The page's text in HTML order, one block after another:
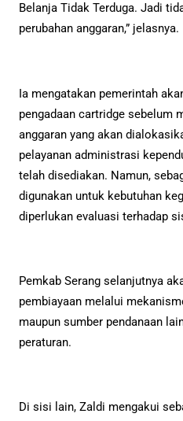
Belanja Tidak Terduga. Jadi
perubahan anggaran,” jelasnya.
Ia mengatakan pemerintah
pengadaan cartridge sebelum
anggaran yang akan
pelayanan administrasi
telah disediakan. Namun,
digunakan untuk kebutuhan
diperlukan evaluasi terhadap
Pemkab Serang selanjutnya
pembiayaan melalui
maupun sumber pendanaan
peraturan.
Di sisi lain, Zaldi mengakui